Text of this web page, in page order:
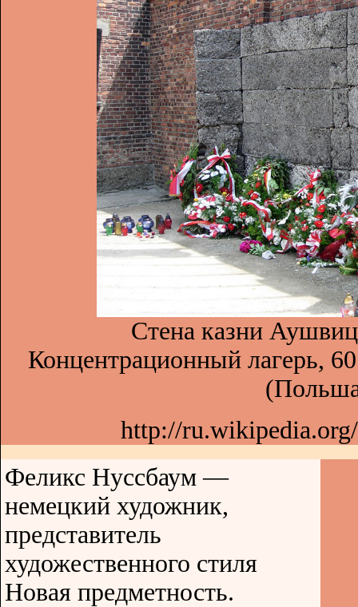
Стена казни
Концентрационный лагерь,
http://
Феликс Нуссбаум —
немецкий художник,
представитель
художественного стиля
Новая предметность.